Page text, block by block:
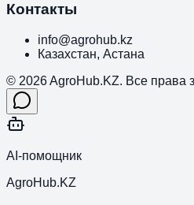
Контакты
info@agrohub.kz
Казахстан, Астана
© 2026 AgroHub.KZ. Все права
AI-помощник
AgroHub.KZ